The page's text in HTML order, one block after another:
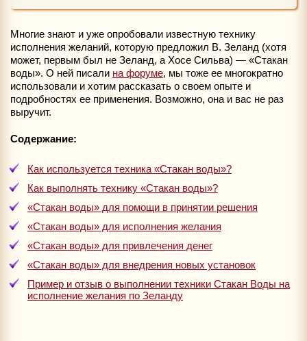
Многие знают и уже опробовали известную технику
исполнения желаний, которую предложил В. Зеланд (хотя
может, первым был не Зеланд, а Хосе Сильва) — «Стакан
воды». О ней писали на форуме, мы тоже ее многократно
использовали и хотим рассказать о своем опыте и
подробностях ее применения. Возможно, она и вас не раз
выручит.
Содержание:
Как используется техника «Стакан воды»?
Как выполнять технику «Стакан воды»?
«Стакан воды» для помощи в принятии решения
«Стакан воды» для исполнения желания
«Стакан воды» для привлечения денег
«Стакан воды» для внедрения новых установок
Пример и отзыв о выполнении техники Стакан Воды на
исполнение желания по Зеланду